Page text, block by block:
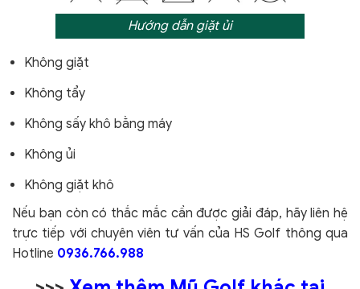
Hướng dẫn giặt ủi
Không giặt
Không tẩy
Không sấy khô bằng máy
Không ủi
Không giặt khô
Nếu bạn còn có thắc mắc cần được giải đáp, hãy liên hệ
trực tiếp với chuyên viên tư vấn của HS Golf thông qua
Hotline 0936.766.988